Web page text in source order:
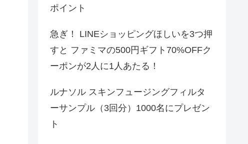
ポイント
急ぎ！ LINEショッピングほしいを3つ押
すと ファミマの500円ギフト70%OFFク
ーポンが2人に1人あたる！
ルナソル スキンフュージングフィルタ
ーサンプル（3回分）1000名にプレゼン
ト